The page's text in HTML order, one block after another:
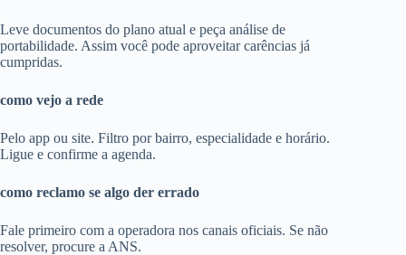
Leve documentos do plano atual e peça análise de
portabilidade. Assim você pode aproveitar carências já
cumpridas.
como vejo a rede
Pelo app ou site. Filtro por bairro, especialidade e horário.
Ligue e confirme a agenda.
como reclamo se algo der errado
Fale primeiro com a operadora nos canais oficiais. Se não
resolver, procure a ANS.